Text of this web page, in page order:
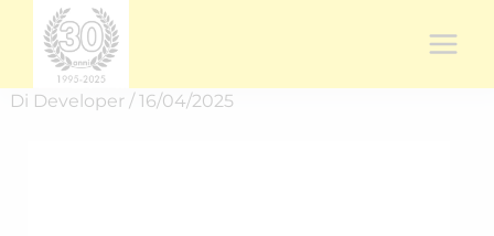
contenuto
Di Developer /16/04/2025